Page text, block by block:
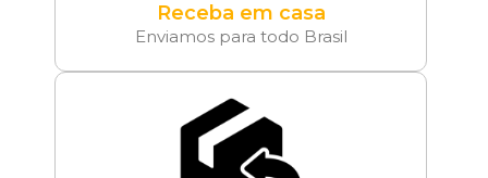
Receba em casa
Enviamos para todo Brasil